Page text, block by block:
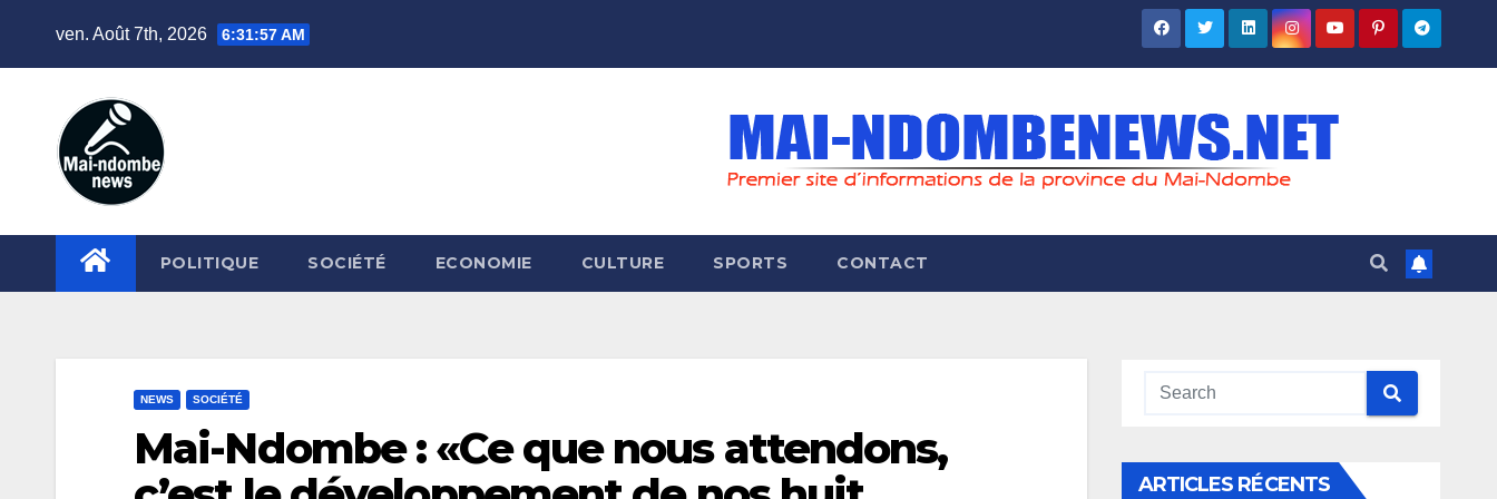
ven. Août 7th, 2026 6:31:58 AM
POLITIQUE SOCIÉTÉ ECONOMIE CULTURE SPORTS CONTACT
NEWS SOCIÉTÉ
Mai-Ndombe : «Ce que nous attendons,
ARTICLES RÉCENTS